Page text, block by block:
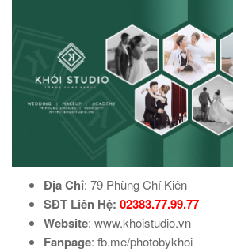
Địa Chỉ: 79 Phùng Chí Kiên
SĐT Liên Hệ: 02383.77.99.77
Website: www.khoistudio.vn
Fanpage: fb.me/photobykhoi